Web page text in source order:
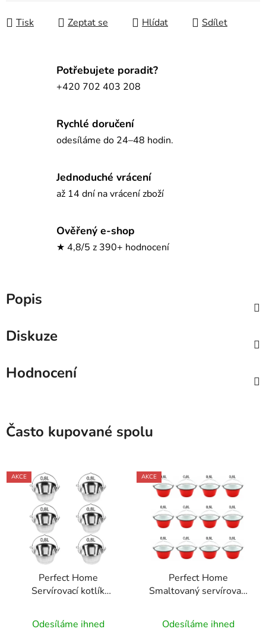
Tisk Zeptat se Hlídat Sdílet
Potřebujete poradit?
+420 702 403 208
Rychlé doručení
odesíláme do 24–48 hodin.
Jednoduché vrácení
až 14 dní na vrácení zboží
Ověřený e-shop
★ 4,8/5 z 390+ hodnocení
Popis
Diskuze
Hodnocení
Často kupované spolu
AKCE
Perfect Home
Servírovací kotlík
12141
Odesíláme ihned
AKCE
Perfect Home
Smaltovaný servírovací
12ks, 72111
Odesíláme ihned